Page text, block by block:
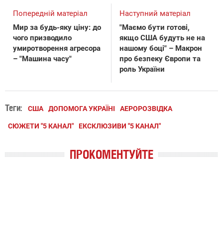
Попередній матеріал
Мир за будь-яку ціну: до
чого призводило
умиротворення агресора
– "Машина часу"
Наступний матеріал
"Маємо бути готові,
якщо США будуть не на
нашому боці" – Макрон
про безпеку Європи та
роль України
Теги: США ДОПОМОГА УКРАЇНІ АЕРОРОЗВІДКА
СЮЖЕТИ "5 КАНАЛ" ЕКСКЛЮЗИВИ "5 КАНАЛ"
ПРОКОМЕНТУЙТЕ